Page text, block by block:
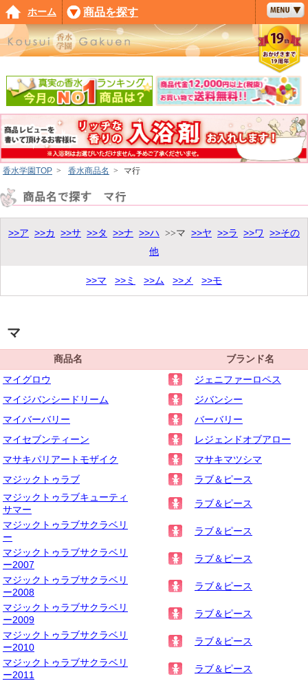
香水学園TOP > 香水商品名 > マ行
>>ア >>カ >>サ >>タ >>ナ >>ハ >>マ >>ヤ >>ラ >>ワ
>>その
他
>>マ >>ミ >>ム >>メ >>モ
マ
商品名 ブランド名
マイグロウ
ジェニファーロペス
マイジバンシードリーム
ジバンシー
マイバーバリー
バーバリー
マイセブンティーン
レジェンドオブアロー
マサキパリアートモザイク
マサキマツシマ
マジックトゥラブ
ラブ＆ピース
マジックトゥラブキューティ
サマー
ラブ＆ピース
マジックトゥラブサクラベリ
ー
ラブ＆ピース
マジックトゥラブサクラベリ
ー2007
ラブ＆ピース
マジックトゥラブサクラベリ
ー2008
ラブ＆ピース
マジックトゥラブサクラベリ
ー2009
ラブ＆ピース
マジックトゥラブサクラベリ
ー2010
ラブ＆ピース
マジックトゥラブサクラベリ
ー2011
ラブ＆ピース
ホーム 商品を探す